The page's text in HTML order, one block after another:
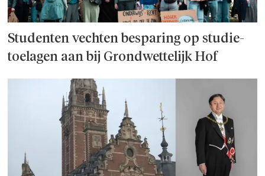
Studenten vechten besparing op studie­
toelagen aan bij Grondwettelijk Hof